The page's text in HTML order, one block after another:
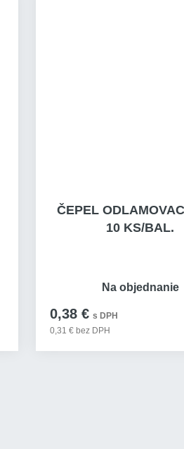
ČEPEL
10 KS/BAL.
0,38 € s DPH
0,31 € bez DPH
Na objednanie